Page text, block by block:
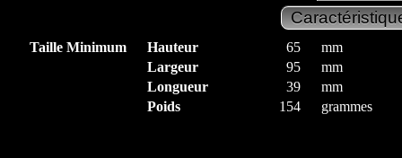
Taille Minimum Hauteur 65
mm
Largeur
95
mm
Longueur
39
mm
Poids
154 grammes